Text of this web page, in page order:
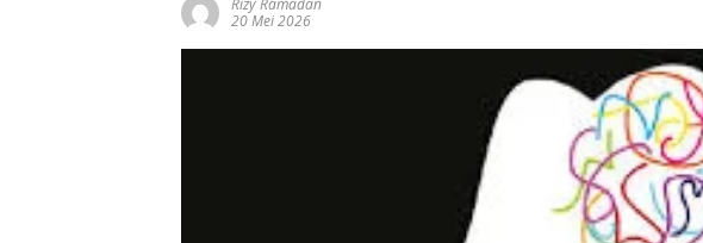
Rizy Ramadan
20 Mei 2026